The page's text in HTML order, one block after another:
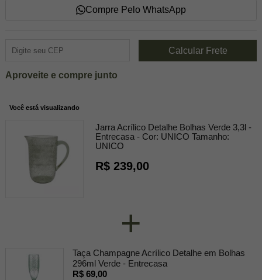
Compre Pelo WhatsApp
Aproveite e compre junto
Você está visualizando
Jarra Acrílico Detalhe Bolhas Verde 3,3l -
Entrecasa - Cor: UNICO Tamanho:
UNICO
R$ 239,00
+
Taça Champagne Acrílico Detalhe em Bolhas
296ml Verde - Entrecasa
R$ 69,00